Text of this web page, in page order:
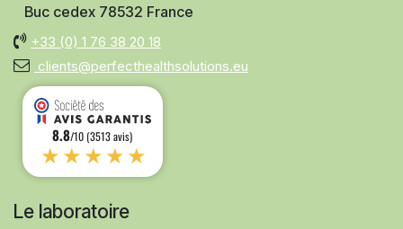
Buc cedex 78532 France
+33 (0) 1 76 38 20 18
clients@perfecthealthsolutions.eu
8.8/10 (3513 avis)
★★★★★
Le laboratoire